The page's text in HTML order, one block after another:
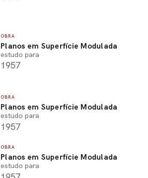
OBRA
Planos em Superfície Modulada
estudo para
1957
OBRA
Planos em Superfície Modulada
estudo para
1957
OBRA
Planos em Superfície Modulada
estudo para